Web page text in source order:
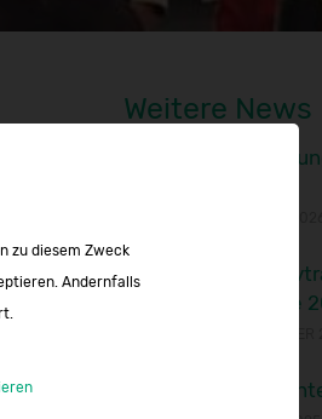
der
auch
auch
Weitere News
Termine
Neuer
zu diesem Zweck
Andernfalls